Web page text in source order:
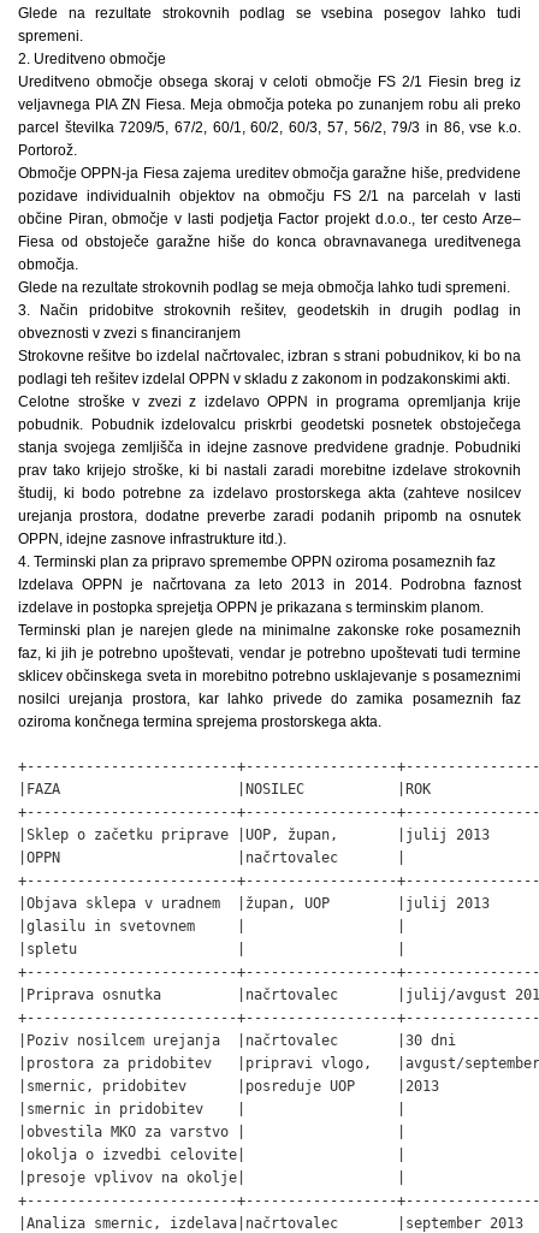
Glede na rezultate strokovnih podlag se vsebina posegov lahko tudi
spremeni.
2. Ureditveno območje
Ureditveno območje obsega skoraj v celoti območje FS 2/1 Fiesin breg iz
veljavnega PIA ZN Fiesa. Meja območja poteka po zunanjem robu ali preko
parcel številka 7209/5, 67/2, 60/1, 60/2, 60/3, 57, 56/2, 79/3 in 86, vse k.o.
Portorož.
Območje OPPN-ja Fiesa zajema ureditev območja garažne hiše, predvidene
pozidave individualnih objektov na območju FS 2/1 na parcelah v lasti
občine Piran, območje v lasti podjetja Factor projekt d.o.o., ter cesto Arze–
Fiesa od obstoječe garažne hiše do konca obravnavanega ureditvenega
območja.
Glede na rezultate strokovnih podlag se meja območja lahko tudi spremeni.
3. Način pridobitve strokovnih rešitev, geodetskih in drugih podlag in
obveznosti v zvezi s financiranjem
Strokovne rešitve bo izdelal načrtovalec, izbran s strani pobudnikov, ki bo na
podlagi teh rešitev izdelal OPPN v skladu z zakonom in podzakonskimi akti.
Celotne stroške v zvezi z izdelavo OPPN in programa opremljanja krije
pobudnik. Pobudnik izdelovalcu priskrbi geodetski posnetek obstoječega
stanja svojega zemljišča in idejne zasnove predvidene gradnje. Pobudniki
prav tako krijejo stroške, ki bi nastali zaradi morebitne izdelave strokovnih
študij, ki bodo potrebne za izdelavo prostorskega akta (zahteve nosilcev
urejanja prostora, dodatne preverbe zaradi podanih pripomb na osnutek
OPPN, idejne zasnove infrastrukture itd.).
4. Terminski plan za pripravo spremembe OPPN oziroma posameznih faz
Izdelava OPPN je načrtovana za leto 2013 in 2014. Podrobna faznost
izdelave in postopka sprejetja OPPN je prikazana s terminskim planom.
Terminski plan je narejen glede na minimalne zakonske roke posameznih
faz, ki jih je potrebno upoštevati, vendar je potrebno upoštevati tudi termine
sklicev občinskega sveta in morebitno potrebno usklajevanje s posameznimi
nosilci urejanja prostora, kar lahko privede do zamika posameznih faz
oziroma končnega termina sprejema prostorskega akta.
+-------------------------+------------------
|FAZA                     |NOSILEC           |ROK
+-------------------------+------------------
|Sklep o začetku priprave |UOP, župan,       |julij 2013
|OPPN                     |načrtovalec       |
+-------------------------+------------------
|Objava sklepa v uradnem  |župan, UOP        |julij 2013
|glasilu in svetovnem     |                  |
|spletu                   |                  |
+-------------------------+------------------
|Priprava osnutka         |načrtovalec       |julij/avgust
+-------------------------+------------------
|Poziv nosilcem urejanja  |načrtovalec       |30 dni
|prostora za pridobitev   |pripravi vlogo,   |avgust/
|smernic, pridobitev      |posreduje UOP     |2013
|smernic in pridobitev    |                  |
|obvestila MKO za varstvo |                  |
|okolja o izvedbi celovite|                  |
|presoje vplivov na okolje|                  |
+-------------------------+------------------
|Analiza smernic, izdelava|načrtovalec       |september